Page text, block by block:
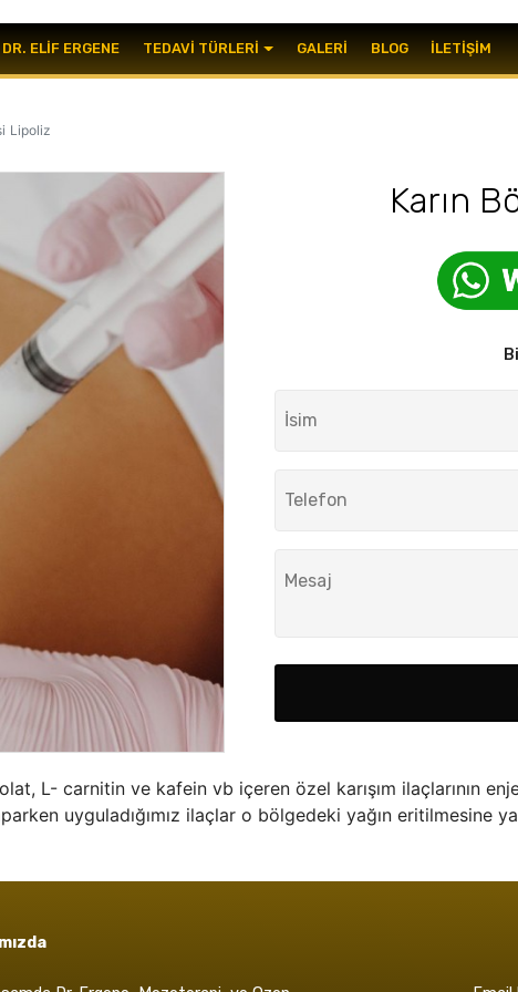
ELIF ERGENE TEDAVI TÜRLERI GALERI BLOG İLETIŞIM
Lipoliz
Karın
L- carnitin ve kafein vb içeren özel karışım ilaçlarının
uyguladığımız ilaçlar o bölgedeki yağın eritilmesine